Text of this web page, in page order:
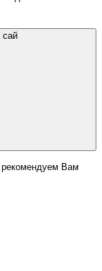
сай
рекомендуем Вам